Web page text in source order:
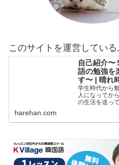
このサイトを運営している
自己紹介〜
語の勉強を
す〜 | 晴れ
学生時代から
人になってか
の生活を送っ
す。 在日韓国
学校低学年？
harehan.com